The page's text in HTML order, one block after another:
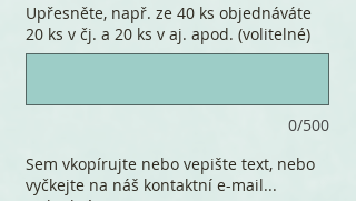
Upřesněte, např. ze 40 ks objednáváte
20 ks v čj. a 20 ks v aj. apod. (volitelné)
0/500
Sem vkopírujte nebo vepište text, nebo
vyčkejte na náš kontaktní e-mail...